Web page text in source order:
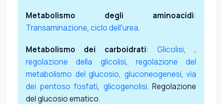
Metabolismo degli aminoacidi:
Transaminazione, ciclo dell'urea.
Metabolismo dei carboidrati: Glicolisi, ,
regolazione della glicolisi, regolazione del
metabolismo del glucosio, gluconeogenesi, via
dei pentoso fosfati, glicogenolisi. Regolazione
del glucosio ematico.